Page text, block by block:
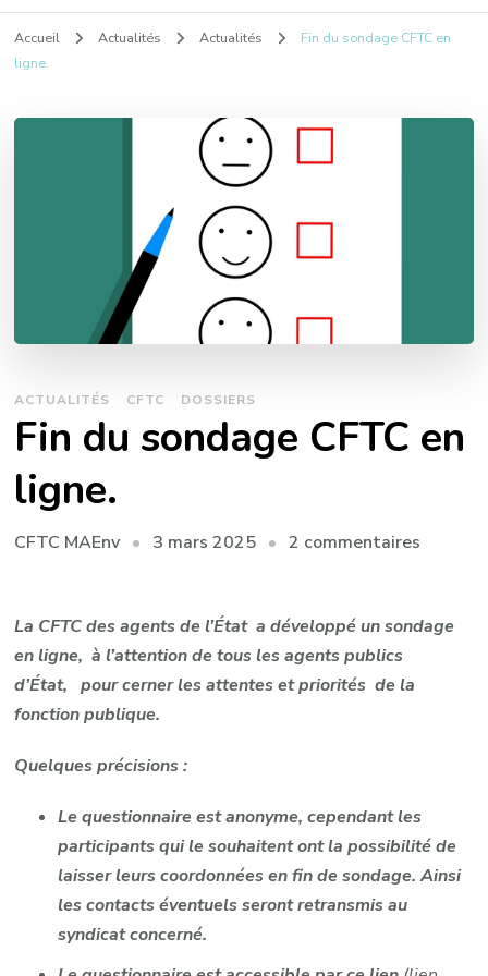
Accueil Actualités Actualités
Fin du sondage CFTC en
ligne.
ACTUALITÉS CFTC DOSSIERS
Fin du sondage CFTC en
ligne.
CFTC MAEnv 3 mars 2025 2 commentaires
La CFTC des agents de l’État a développé un sondage
en ligne, à l’attention de tous les agents publics
d’État, pour cerner les attentes et priorités de la
fonction publique.
Quelques précisions :
Le questionnaire est anonyme, cependant les
participants qui le souhaitent ont la possibilité de
laisser leurs coordonnées en fin de sondage. Ainsi
les contacts éventuels seront retransmis au
syndicat concerné.